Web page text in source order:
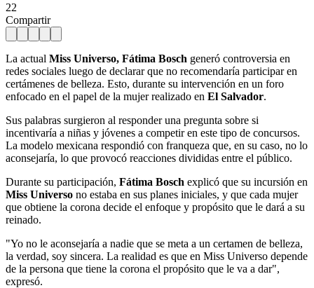
22
Compartir
La actual Miss Universo, Fátima Bosch generó controversia en
redes sociales luego de declarar que no recomendaría participar en
certámenes de belleza. Esto, durante su intervención en un foro
enfocado en el papel de la mujer realizado en El Salvador.
Sus palabras surgieron al responder una pregunta sobre si
incentivaría a niñas y jóvenes a competir en este tipo de concursos.
La modelo mexicana respondió con franqueza que, en su caso, no lo
aconsejaría, lo que provocó reacciones divididas entre el público.
Durante su participación, Fátima Bosch explicó que su incursión en
Miss Universo no estaba en sus planes iniciales, y que cada mujer
que obtiene la corona decide el enfoque y propósito que le dará a su
reinado.
"Yo no le aconsejaría a nadie que se meta a un certamen de belleza,
la verdad, soy sincera. La realidad es que en Miss Universo depende
de la persona que tiene la corona el propósito que le va a dar",
expresó.